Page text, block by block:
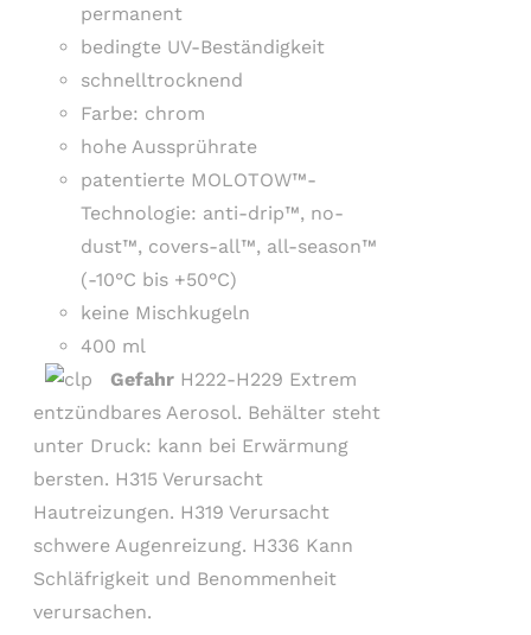
permanent
bedingte UV-Beständigkeit
schnelltrocknend
Farbe: chrom
hohe Aussprührate
patentierte MOLOTOW™-
Technologie: anti-drip™, no-
dust™, covers-all™, all-season™
(-10°C bis +50°C)
keine Mischkugeln
400 ml
Gefahr H222-H229 Extrem
entzündbares Aerosol. Behälter steht
unter Druck: kann bei Erwärmung
bersten. H315 Verursacht
Hautreizungen. H319 Verursacht
schwere Augenreizung. H336 Kann
Schläfrigkeit und Benommenheit
verursachen.